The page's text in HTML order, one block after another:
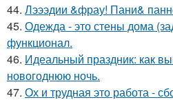
44. Лэээдии &фрау! Пани&
45. Одежда - это стены дома
функционал.
46. Идеальный праздник: как
новогоднюю ночь.
47. Ох и трудная это работа -